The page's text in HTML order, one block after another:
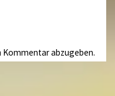
Kommentar abzugeben.